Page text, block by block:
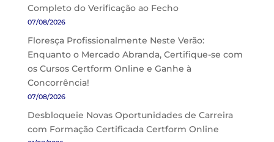
Completo do Verificação ao Fecho
07/08/2026
Floresça Profissionalmente Neste Verão:
Enquanto o Mercado Abranda, Certifique-se com
os Cursos Certform Online e Ganhe à
Concorrência!
07/08/2026
Desbloqueie Novas Oportunidades de Carreira
com Formação Certificada Certform Online